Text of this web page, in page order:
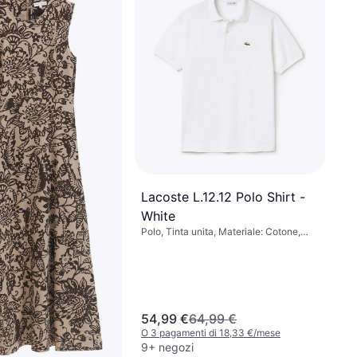
Lacoste L.12.12 Polo Shirt -
White
Polo, Tinta unita, Materiale: Cotone,
54,99 €64,99 €
O 3 pagamenti di 18,33 €/mese
9+ negozi